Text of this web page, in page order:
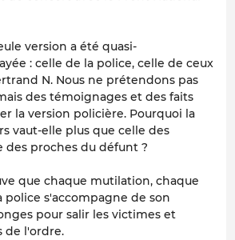
version a été quasi-
: celle de la police, celle de ceux
N. Nous ne prétendons pas
des témoignages et des faits
la version policière. Pourquoi la
vaut-elle plus que celle des
des proches du défunt ?
que chaque mutilation, chaque
police s'accompagne de son
pour salir les victimes et
de l'ordre.